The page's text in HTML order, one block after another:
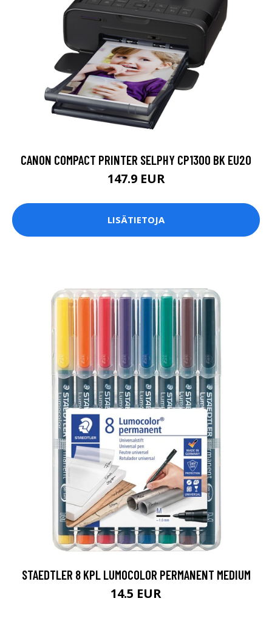
CANON COMPACT PRINTER SELPHY CP1300 BK EU20
147.9 EUR
LISÄTIETOJA
STAEDTLER 8 KPL LUMOCOLOR PERMANENT MEDIUM
14.5 EUR